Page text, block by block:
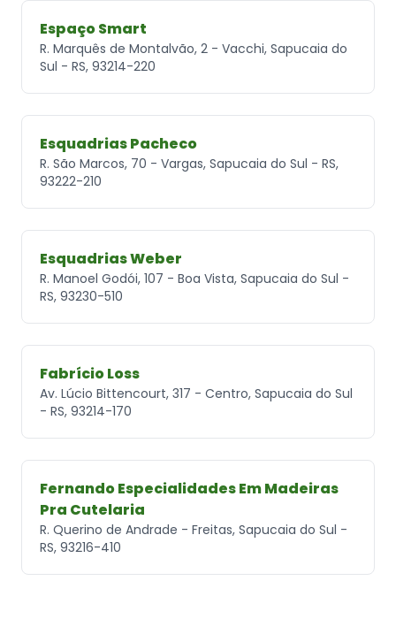
Espaço Smart
R. Marquês de Montalvão, 2 - Vacchi, Sapucaia do
Sul - RS, 93214-220
Esquadrias Pacheco
R. São Marcos, 70 - Vargas, Sapucaia do Sul - RS,
93222-210
Esquadrias Weber
R. Manoel Godói, 107 - Boa Vista, Sapucaia do Sul -
RS, 93230-510
Fabrício Loss
Av. Lúcio Bittencourt, 317 - Centro, Sapucaia do Sul
- RS, 93214-170
Fernando Especialidades Em Madeiras
Pra Cutelaria
R. Querino de Andrade - Freitas, Sapucaia do Sul -
RS, 93216-410